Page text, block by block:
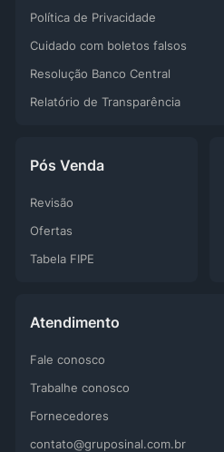
Política de Privacidade
Cuidado com boletos falsos
Resolução Banco Central
Relatório de Transparência
Atendimento
Fale conosco
Trabalhe conosco
Fornecedores
contato@gruposinal.com.br
Pós Venda
Revisão
Ofertas
Tabela FIPE